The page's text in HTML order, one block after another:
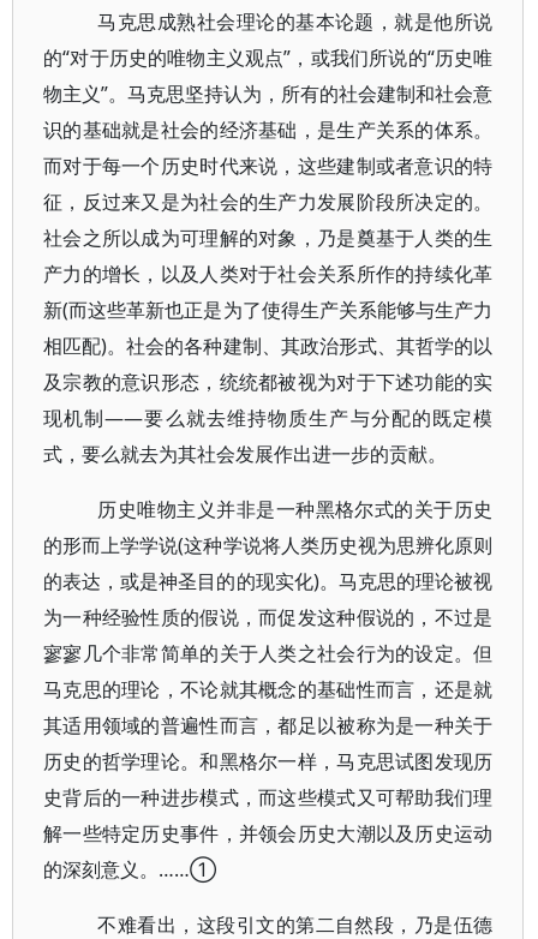
马克思成熟社会理论的基本论题，就是他所说
的“对于历史的唯物主义观点”，或我们所说的“历史唯
物主义”。马克思坚持认为，所有的社会建制和社会意
识的基础就是社会的经济基础，是生产关系的体系。
而对于每一个历史时代来说，这些建制或者意识的特
征，反过来又是为社会的生产力发展阶段所决定的。
社会之所以成为可理解的对象，乃是奠基于人类的生
产力的增长，以及人类对于社会关系所作的持续化革
新(而这些革新也正是为了使得生产关系能够与生产力
相匹配)。社会的各种建制、其政治形式、其哲学的以
及宗教的意识形态，统统都被视为对于下述功能的实
现机制——要么就去维持物质生产与分配的既定模
式，要么就去为其社会发展作出进一步的贡献。
历史唯物主义并非是一种黑格尔式的关于历史
的形而上学学说(这种学说将人类历史视为思辨化原则
的表达，或是神圣目的的现实化)。马克思的理论被视
为一种经验性质的假说，而促发这种假说的，不过是
寥寥几个非常简单的关于人类之社会行为的设定。但
马克思的理论，不论就其概念的基础性而言，还是就
其适用领域的普遍性而言，都足以被称为是一种关于
历史的哲学理论。和黑格尔一样，马克思试图发现历
史背后的一种进步模式，而这些模式又可帮助我们理
解一些特定历史事件，并领会历史大潮以及历史运动
的深刻意义。……①
不难看出，这段引文的第二自然段，乃是伍德